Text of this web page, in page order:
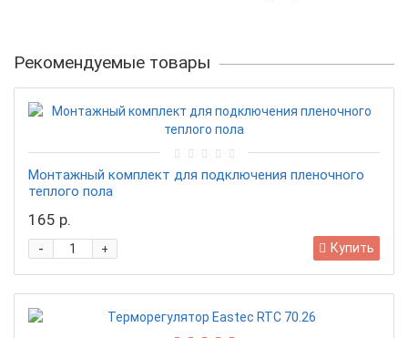
Рекомендуемые товары
Монтажный комплект для подключения пленочного
теплого пола
165 р.
+
- Купить